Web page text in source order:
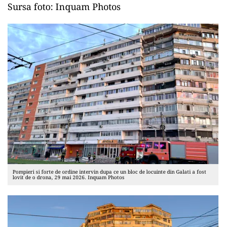
Sursa foto: Inquam Photos
Pompieri si forte de ordine intervin dupa ce un bloc de locuinte din Galati a fost
lovit de o drona, 29 mai 2026. Inquam Photos